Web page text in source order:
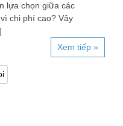
lựa chọn giữa các
chi phí cao? Vậy
Xem tiếp »